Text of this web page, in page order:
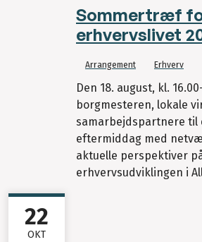
Sommertræf
erhvervslivet
Arrangement Erhverv
Den 18. august, kl.
borgmesteren, lokale
samarbejdspartnere til
eftermiddag med
aktuelle perspektiver
erhvervsudviklingen i
22
OKT